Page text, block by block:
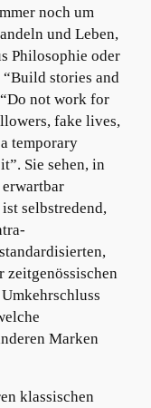
noch um
und Leben,
Philosophie oder
stories and
not work for
fake lives,
temporary
Sie sehen, in
selbstredend,
Marken
klassischen